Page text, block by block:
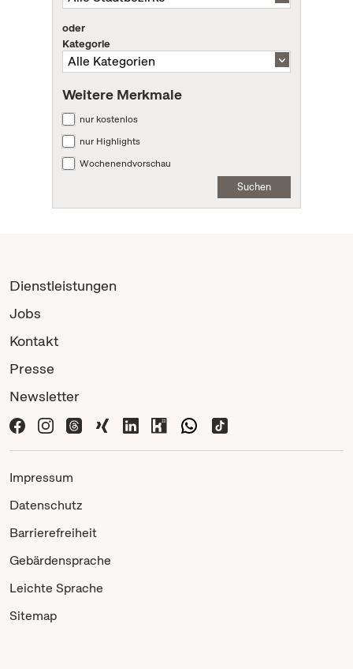
oder
Kategorie
Weitere Merkmale
nur kostenlos
nur Highlights
Wochenendvorschau
Suchen
Dienstleistungen
Jobs
Kontakt
Presse
Newsletter
Impressum
Datenschutz
Barrierefreiheit
Gebärdensprache
Leichte Sprache
Sitemap